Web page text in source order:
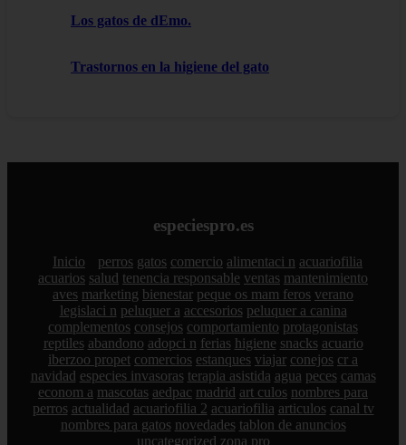
Los gatos de dEmo.
Trastornos en la higiene del gato
especiespro.es
Inicio perros gatos comercio alimentaci n acuariofilia
acuarios salud tenencia responsable ventas mantenimiento
aves marketing bienestar peque os mam feros verano
legislaci n peluquer a accesorios peluquer a canina
complementos consejos comportamiento protagonistas
reptiles abandono adopci n ferias higiene snacks acuario
iberzoo propet comercios estanques viajar conejos cr a
navidad especies invasoras terapia asistida agua peces camas
econom a mascotas aedpac madrid art culos nombres para
perros actualidad acuariofilia 2 acuariofilia articulos canal tv
nombres para gatos novedades tablon de anuncios
uncategorized zona pro